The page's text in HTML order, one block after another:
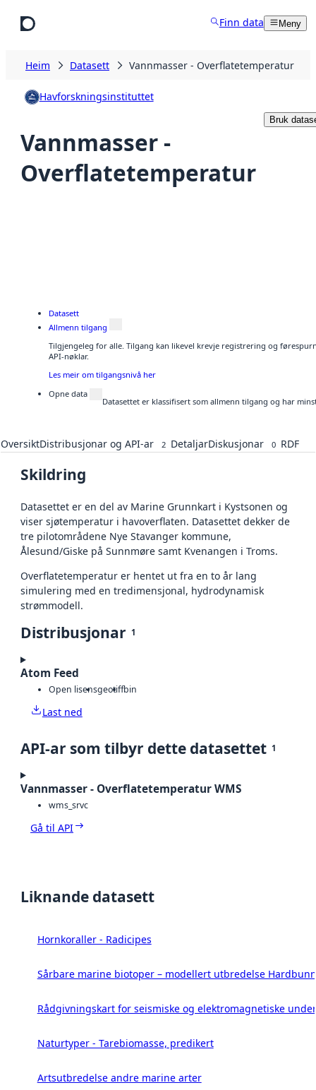
Finn data Meny
Heim Datasett Vannmasser - Overflatetemperatur
Havforskningsinstituttet
Vannmasser -
Overflatetemperatur
Bruk
Datasett
Allmenn tilgang
Tilgjengeleg for alle. Tilgang kan likevel krevje registrering og
API-nøklar.
Les meir om tilgangsnivå her
Opne data
Datasettet er klassifisert som allmenn tilgang og har
OversiktDistribusjonar og API-ar 2 DetaljarDiskusjonar 0 RDF
Skildring
Datasettet er en del av Marine Grunnkart i Kystsonen og
viser sjøtemperatur i havoverflaten. Datasettet dekker de
tre pilotområdene Nye Stavanger kommune,
Ålesund/Giske på Sunnmøre samt Kvenangen i Troms.
Overflatetemperatur er hentet ut fra en to år lang
simulering med en tredimensjonal, hydrodynamisk
strømmodell.
Distribusjonar 1
Atom Feed
Open lisensgeotiffbin
Last ned
API-ar som tilbyr dette datasettet 1
Vannmasser - Overflatetemperatur WMS
wms_srvc
Gå til API
Liknande datasett
Hornkoraller - Radicipes
Sårbare marine biotoper – modellert utbredelse
Rådgivningskart for seismiske og elektromagnetiske
Naturtyper - Tarebiomasse, predikert
Artsutbredelse andre marine arter